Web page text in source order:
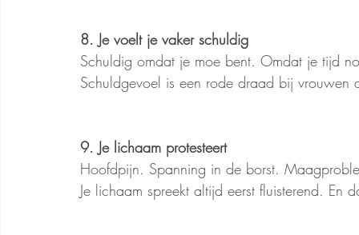
8. Je voelt je vaker schuldig
Schuldig omdat je moe bent. Omdat je tijd
Schuldgevoel is een rode draad bij vrouwen
9. Je lichaam protesteert
Hoofdpijn. Spanning in de borst.
Je lichaam spreekt altijd eerst fluisterend. En